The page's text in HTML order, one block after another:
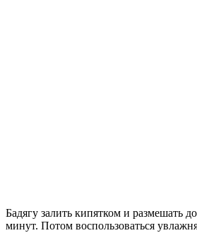
Бадягу залить кипятком и размешать
минут. Потом воспользоваться